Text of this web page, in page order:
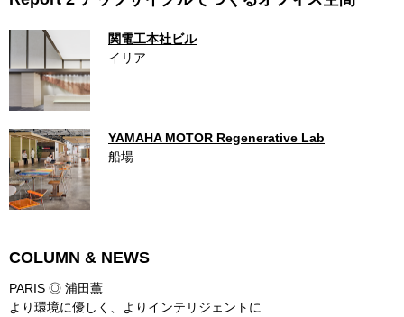
関電工本社ビル
イリア
YAMAHA MOTOR Regenerative Lab
船場
COLUMN & NEWS
PARIS ◎ 浦田薫
より環境に優しく、よりインテリジェントに